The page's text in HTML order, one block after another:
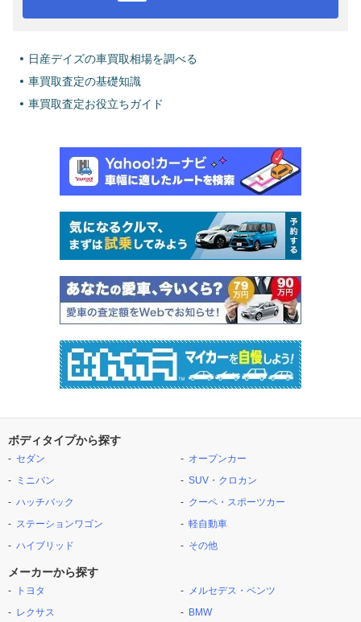
日産デイズの車買取相場を調べる
車買取査定の基礎知識
車買取査定お役立ちガイド
ボディタイプから探す
セダン
ミニバン
ハッチバック
ステーションワゴン
ハイブリッド
オープンカー
SUV・クロカン
クーペ・スポーツカー
軽自動車
その他
メーカーから探す
トヨタ
レクサス
メルセデス・ベンツ
BMW